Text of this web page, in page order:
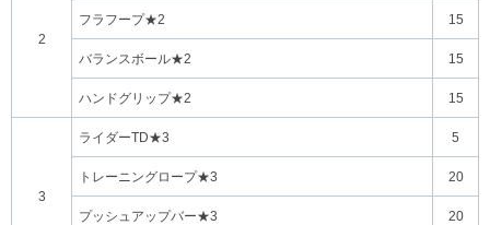
2
フラフープ★2 15
バランスボール★2 15
ハンドグリップ★2 15
3
ライダーTD★3 5
トレーニングロープ★3 20
プッシュアップバー★3 20